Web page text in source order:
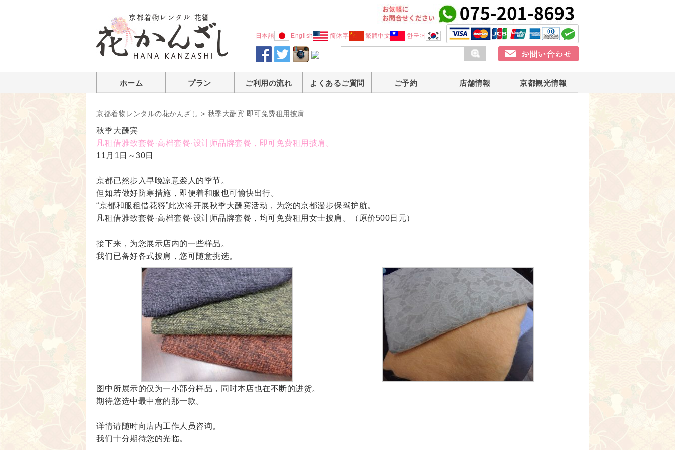
日本語 English 简体字 繁體中文 한국어
ホーム プラン ご利用の流れ よくあるご質問 ご予約 店舗情報 京都観光情報
京都着物レンタルの花かんざし > 秋季大酬宾 即可免费租用披肩
秋季大酬宾
凡租借雅致套餐·高档套餐·设计师品牌套餐，即可免费租用披肩。
11月1日～30日
京都已然步入早晚凉意袭人的季节。
但如若做好防寒措施，即便着和服也可愉快出行。
“京都和服租借花簪”此次将开展秋季大酬宾活动，为您的京都漫步保驾护航。
凡租借雅致套餐·高档套餐·设计师品牌套餐，均可免费租用女士披肩。（原价500日元）
接下来，为您展示店内的一些样品。
我们已备好各式披肩，您可随意挑选。
图中所展示的仅为一小部分样品，同时本店也在不断的进货。
期待您选中最中意的那一款。
详情请随时向店内工作人员咨询。
我们十分期待您的光临。